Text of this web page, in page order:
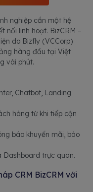
nghiệp cần một hệ
nối linh hoạt. BizCRM –
do Bizfly (VCCorp)
hàng đầu tại Việt
vài phút.
Chatbot, Landing
hàng từ khi tiếp cận
báo khuyến mãi, báo
Dashboard trực quan.
CRM BizCRM với